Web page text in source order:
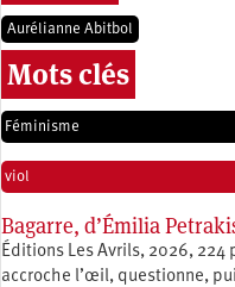
Aurélianne Abitbol
Mots clés
Féminisme
viol
Bagarre, d’Émilia
Éditions Les Avrils, 2026, 224
accroche l’œil, questionne,